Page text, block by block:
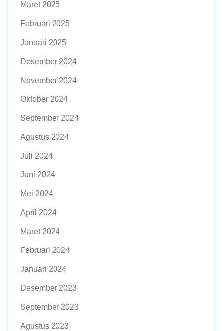
Maret 2025
Februari 2025
Januari 2025
Desember 2024
November 2024
Oktober 2024
September 2024
Agustus 2024
Juli 2024
Juni 2024
Mei 2024
April 2024
Maret 2024
Februari 2024
Januari 2024
Desember 2023
September 2023
Agustus 2023